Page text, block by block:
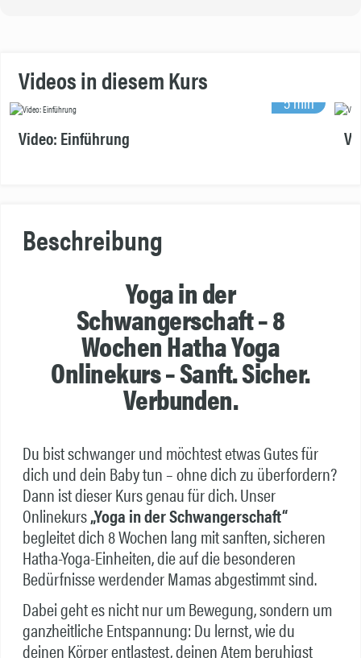
Videos in diesem Kurs
5 min
Video: Einführung
Beschreibung
Yoga in der
Schwangerschaft – 8
Wochen Hatha Yoga
Onlinekurs – Sanft. Sicher.
Verbunden.
Du bist schwanger und möchtest etwas Gutes für
dich und dein Baby tun – ohne dich zu überfordern?
Dann ist dieser Kurs genau für dich. Unser
Onlinekurs„Yoga in der Schwangerschaft“
begleitet dich 8 Wochen lang mit sanften, sicheren
Hatha-Yoga-Einheiten, die auf die besonderen
Bedürfnisse werdender Mamas abgestimmt sind.
Dabei geht es nicht nur um Bewegung, sondern um
ganzheitliche Entspannung: Du lernst, wie du
deinen Körper entlastest, deinen Atem beruhigst